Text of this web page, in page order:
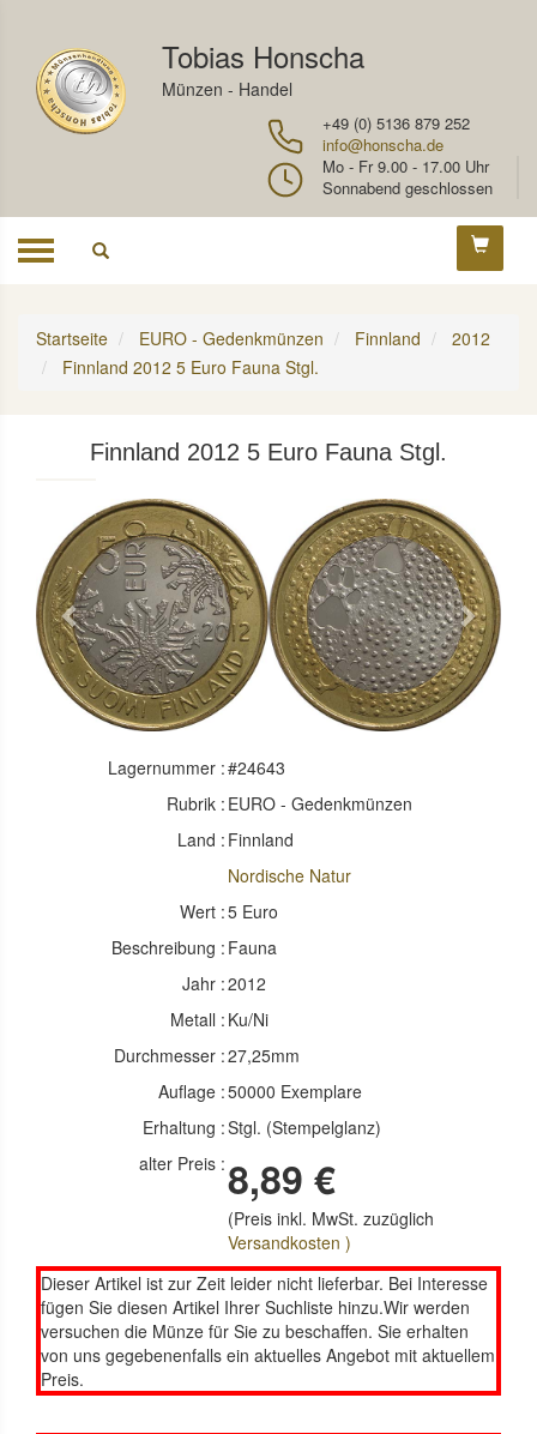
Tobias Honscha
Münzen - Handel
+49 (0) 5136 879 252
info@honscha.de
Mo - Fr 9.00 - 17.00 Uhr
Sonnabend geschlossen
Toggle
Startseite EURO - Gedenkmünzen Finnland
2012
Finnland 2012 5 Euro Fauna Stgl.
Finnland 2012 5 Euro Fauna Stgl.
Previous Next
Lagernummer :#24643
Rubrik : EURO - Gedenkmünzen
Land : Finnland
Nordische Natur
Wert :5 Euro
Beschreibung : Fauna
Jahr :2012
Metall : Ku/Ni
Durchmesser :27,25mm
Auflage :50000 Exemplare
Erhaltung :Stgl. (Stempelglanz)
alter Preis :8,89 €
(Preis inkl. MwSt. zuzüglich
Versandkosten )
Dieser Artikel ist zur Zeit leider nicht lieferbar. Bei Interesse
fügen Sie diesen Artikel Ihrer Suchliste hinzu.Wir werden
versuchen die Münze für Sie zu beschaffen. Sie erhalten
von uns gegebenenfalls ein aktuelles Angebot mit aktuellem
Preis.